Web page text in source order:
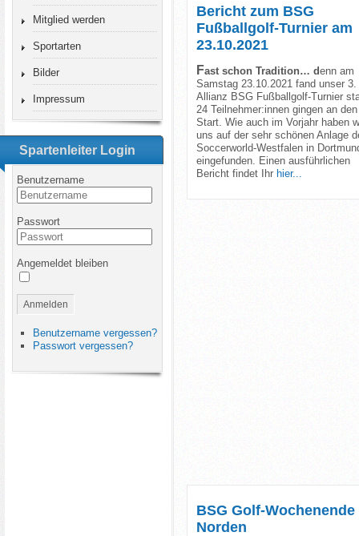
Mitglied werden
Sportarten
Bilder
Impressum
Spartenleiter Login
Benutzername
Passwort
Angemeldet bleiben
Anmelden
Benutzername vergessen?
Passwort vergessen?
Bericht zum BSG
Fußballgolf-Turnier am
23.10.2021
Fast schon Tradition… denn am
Samstag 23.10.2021 fand unser 3.
Allianz BSG Fußballgolf-Turnier
24 Teilnehmer:innen gingen an den
Start. Wie auch im Vorjahr haben
uns auf der sehr schönen Anlage
Soccerworld-Westfalen in
eingefunden. Einen ausführlichen
Bericht findet Ihr hier...
BSG Golf-Wochenende
Norden